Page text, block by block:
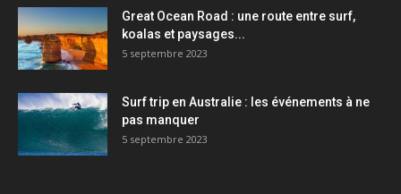
Great Ocean Road : une route entre surf,
koalas et paysages...
5 septembre 2023
Surf trip en Australie : les événements à ne
pas manquer
5 septembre 2023